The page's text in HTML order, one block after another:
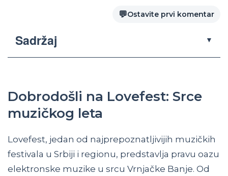
💬Ostavite prvi komentar
Sadržaj ▼
Dobrodošli na Lovefest: Srce
muzičkog leta
Lovefest, jedan od najprepoznatljivijih muzičkih
festivala u Srbiji i regionu, predstavlja pravu oazu
elektronske muzike u srcu Vrnjačke Banje. Od